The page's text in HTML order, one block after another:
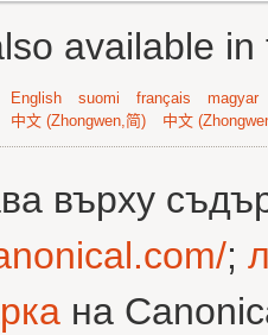
available
English suomi français
magyar
中文 (Zhongwen,简) 中文
върху
;
на